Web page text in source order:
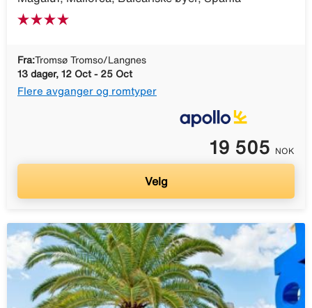
Fra:Tromsø Tromso/Langnes
13 dager, 12 Oct - 25 Oct
Flere avganger og romtyper
19 505 NOK
Velg